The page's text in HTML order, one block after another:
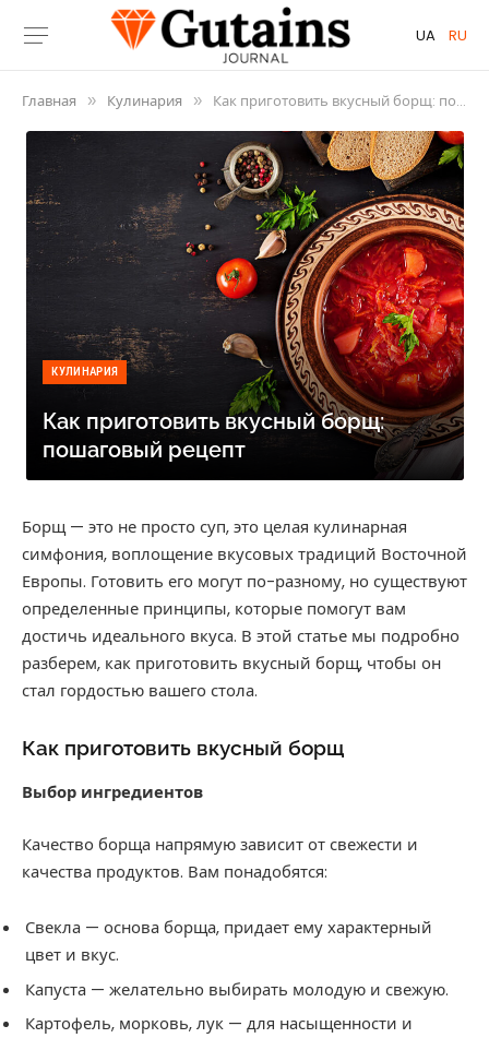
UA RU
Главная » Кулинария » Как приготовить вкусный борщ: пошаговый рецепт
КУЛИНАРИЯ
Как приготовить вкусный борщ:
пошаговый рецепт
Борщ — это не просто суп, это целая кулинарная
симфония, воплощение вкусовых традиций Восточной
Европы. Готовить его могут по-разному, но существуют
определенные принципы, которые помогут вам
достичь идеального вкуса. В этой статье мы подробно
разберем, как приготовить вкусный борщ, чтобы он
стал гордостью вашего стола.
Как приготовить вкусный борщ
Выбор ингредиентов
Качество борща напрямую зависит от свежести и
качества продуктов. Вам понадобятся:
Свекла — основа борща, придает ему характерный
цвет и вкус.
Капуста — желательно выбирать молодую и свежую.
Картофель, морковь, лук — для насыщенности и